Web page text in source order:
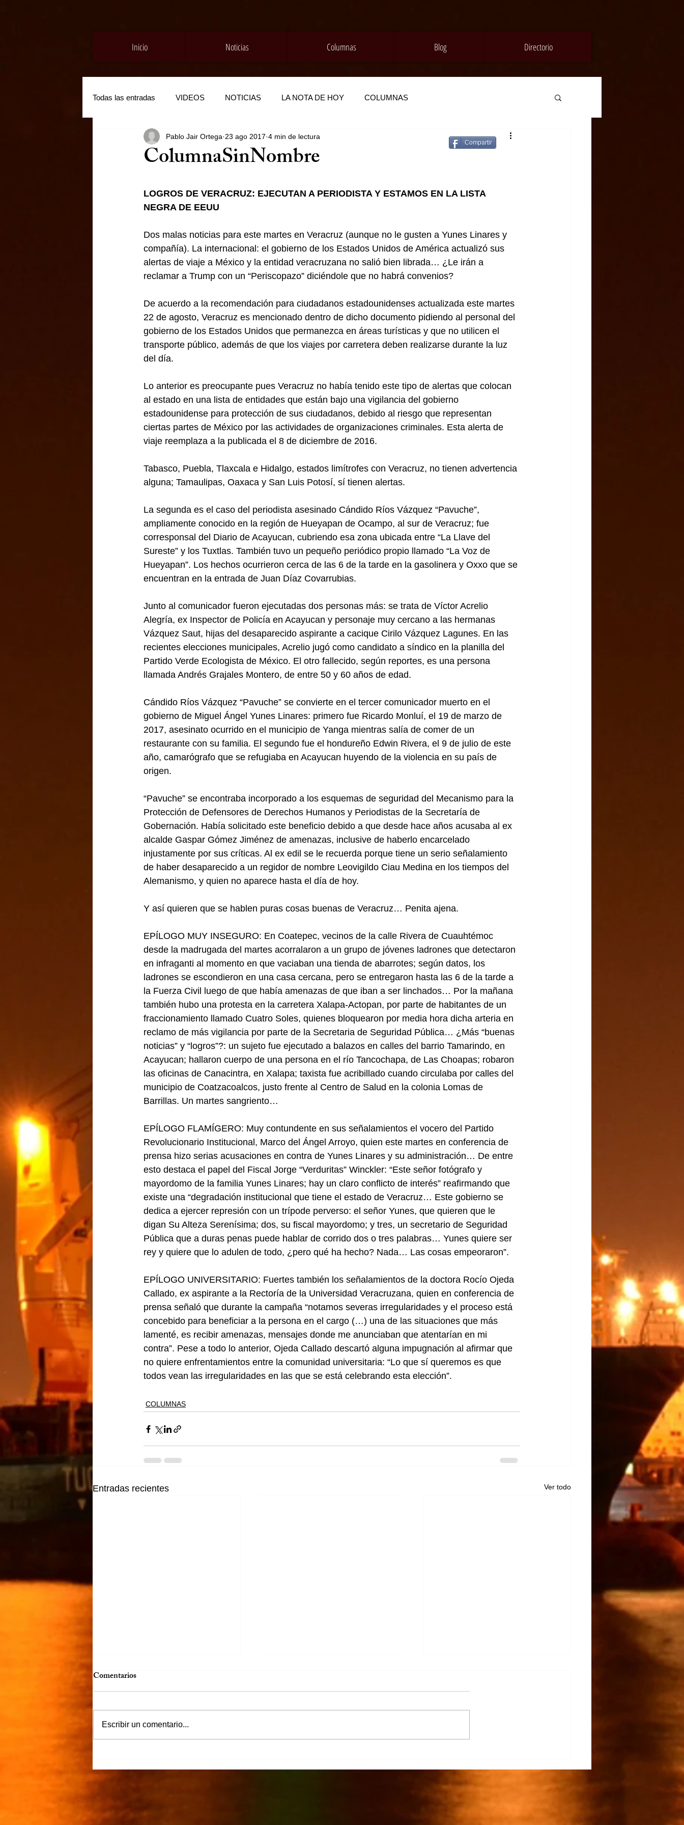
Inicio Noticias Columnas Blog Directorio
Todas las entradas VIDEOS NOTICIAS LA NOTA DE HOY COLUMNAS
ColumnaSinNombre
Pablo Jair Ortega 23 ago 2017 4 min de lectura
LOGROS DE VERACRUZ: EJECUTAN A PERIODISTA Y ESTAMOS EN LA LISTA
NEGRA DE EEUU
Dos malas noticias para este martes en Veracruz (aunque no le gusten a Yunes Linares y
compañía). La internacional: el gobierno de los Estados Unidos de América actualizó sus
alertas de viaje a México y la entidad veracruzana no salió bien librada… ¿Le irán a
reclamar a Trump con un “Periscopazo” diciéndole que no habrá convenios?
De acuerdo a la recomendación para ciudadanos estadounidenses actualizada este martes
22 de agosto, Veracruz es mencionado dentro de dicho documento pidiendo al personal del
gobierno de los Estados Unidos que permanezca en áreas turísticas y que no utilicen el
transporte público, además de que los viajes por carretera deben realizarse durante la luz
del día.
Lo anterior es preocupante pues Veracruz no había tenido este tipo de alertas que colocan
al estado en una lista de entidades que están bajo una vigilancia del gobierno
estadounidense para protección de sus ciudadanos, debido al riesgo que representan
ciertas partes de México por las actividades de organizaciones criminales. Esta alerta de
viaje reemplaza a la publicada el 8 de diciembre de 2016.
Tabasco, Puebla, Tlaxcala e Hidalgo, estados limítrofes con Veracruz, no tienen advertencia
alguna; Tamaulipas, Oaxaca y San Luis Potosí, sí tienen alertas.
La segunda es el caso del periodista asesinado Cándido Ríos Vázquez “Pavuche”,
ampliamente conocido en la región de Hueyapan de Ocampo, al sur de Veracruz; fue
corresponsal del Diario de Acayucan, cubriendo esa zona ubicada entre “La Llave del
Sureste” y los Tuxtlas. También tuvo un pequeño periódico propio llamado “La Voz de
Hueyapan”. Los hechos ocurrieron cerca de las 6 de la tarde en la gasolinera y Oxxo que se
encuentran en la entrada de Juan Díaz Covarrubias.
Junto al comunicador fueron ejecutadas dos personas más: se trata de Víctor Acrelio
Alegría, ex Inspector de Policía en Acayucan y personaje muy cercano a las hermanas
Vázquez Saut, hijas del desaparecido aspirante a cacique Cirilo Vázquez Lagunes. En las
recientes elecciones municipales, Acrelio jugó como candidato a síndico en la planilla del
Partido Verde Ecologista de México. El otro fallecido, según reportes, es una persona
llamada Andrés Grajales Montero, de entre 50 y 60 años de edad.
Cándido Ríos Vázquez “Pavuche” se convierte en el tercer comunicador muerto en el
gobierno de Miguel Ángel Yunes Linares: primero fue Ricardo Monluí, el 19 de marzo de
2017, asesinato ocurrido en el municipio de Yanga mientras salía de comer de un
restaurante con su familia. El segundo fue el hondureño Edwin Rivera, el 9 de julio de este
año, camarógrafo que se refugiaba en Acayucan huyendo de la violencia en su país de
origen.
“Pavuche” se encontraba incorporado a los esquemas de seguridad del Mecanismo para la
Protección de Defensores de Derechos Humanos y Periodistas de la Secretaría de
Gobernación. Había solicitado este beneficio debido a que desde hace años acusaba al ex
alcalde Gaspar Gómez Jiménez de amenazas, inclusive de haberlo encarcelado
injustamente por sus críticas. Al ex edil se le recuerda porque tiene un serio señalamiento
de haber desaparecido a un regidor de nombre Leovigildo Ciau Medina en los tiempos del
Alemanismo, y quien no aparece hasta el día de hoy.
Y así quieren que se hablen puras cosas buenas de Veracruz… Penita ajena.
EPÍLOGO MUY INSEGURO: En Coatepec, vecinos de la calle Rivera de Cuauhtémoc
desde la madrugada del martes acorralaron a un grupo de jóvenes ladrones que detectaron
en infraganti al momento en que vaciaban una tienda de abarrotes; según datos, los
ladrones se escondieron en una casa cercana, pero se entregaron hasta las 6 de la tarde a
la Fuerza Civil luego de que había amenazas de que iban a ser linchados… Por la mañana
también hubo una protesta en la carretera Xalapa-Actopan, por parte de habitantes de un
fraccionamiento llamado Cuatro Soles, quienes bloquearon por media hora dicha arteria en
reclamo de más vigilancia por parte de la Secretaria de Seguridad Pública… ¿Más “buenas
noticias” y “logros”?: un sujeto fue ejecutado a balazos en calles del barrio Tamarindo, en
Acayucan; hallaron cuerpo de una persona en el río Tancochapa, de Las Choapas; robaron
las oficinas de Canacintra, en Xalapa; taxista fue acribillado cuando circulaba por calles del
municipio de Coatzacoalcos, justo frente al Centro de Salud en la colonia Lomas de
Barrillas. Un martes sangriento…
EPÍLOGO FLAMÍGERO: Muy contundente en sus señalamientos el vocero del Partido
Revolucionario Institucional, Marco del Ángel Arroyo, quien este martes en conferencia de
prensa hizo serias acusaciones en contra de Yunes Linares y su administración… De entre
esto destaca el papel del Fiscal Jorge “Verduritas” Winckler: “Este señor fotógrafo y
mayordomo de la familia Yunes Linares; hay un claro conflicto de interés” reafirmando que
existe una “degradación institucional que tiene el estado de Veracruz… Este gobierno se
dedica a ejercer represión con un trípode perverso: el señor Yunes, que quieren que le
digan Su Alteza Serenísima; dos, su fiscal mayordomo; y tres, un secretario de Seguridad
Pública que a duras penas puede hablar de corrido dos o tres palabras… Yunes quiere ser
rey y quiere que lo adulen de todo, ¿pero qué ha hecho? Nada… Las cosas empeoraron”.
EPÍLOGO UNIVERSITARIO: Fuertes también los señalamientos de la doctora Rocío Ojeda
Callado, ex aspirante a la Rectoría de la Universidad Veracruzana, quien en conferencia de
prensa señaló que durante la campaña “notamos severas irregularidades y el proceso está
concebido para beneficiar a la persona en el cargo (…) una de las situaciones que más
lamenté, es recibir amenazas, mensajes donde me anunciaban que atentarían en mi
contra”. Pese a todo lo anterior, Ojeda Callado descartó alguna impugnación al afirmar que
no quiere enfrentamientos entre la comunidad universitaria: “Lo que sí queremos es que
todos vean las irregularidades en las que se está celebrando esta elección”.
COLUMNAS
Entradas recientes Ver todo
Más claro… La Columna
Comentarios
Escribir un comentario...
Compartir